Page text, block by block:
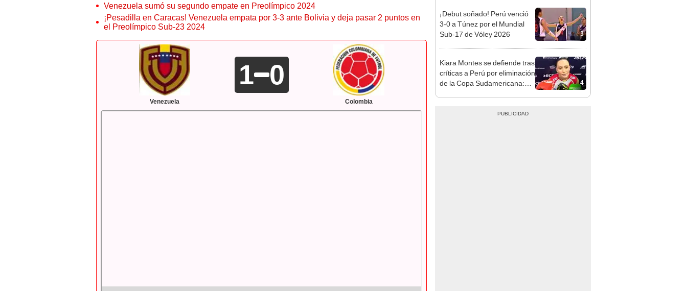
Venezuela sumó su segundo empate en Preolímpico 2024
¡Pesadilla en Caracas! Venezuela empata por 3-3 ante Bolivia y deja pasar 2 puntos en
el Preolímpico Sub-23 2024
Venezuela
1 0
Colombia
3
¡Debut soñado! Perú venció
3-0 a Túnez por el Mundial
Sub-17 de Vóley 2026
4
Kiara Montes se defiende tras
críticas a Perú por eliminación
de la Copa Sudamericana: